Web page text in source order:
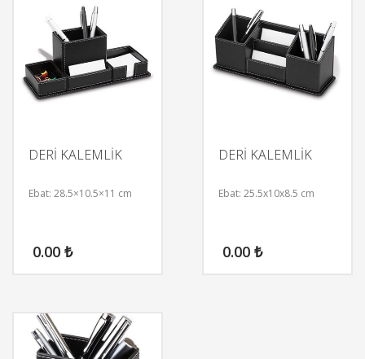
DERİ KALEMLİK
Ebat: 28.5×10.5×11 cm
0.00 ₺
DERİ KALEMLİK
Ebat: 25.5x10x8.5 cm
0.00 ₺